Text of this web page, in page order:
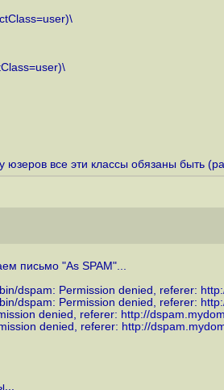
все эти классы обязаны быть
письмо "As SPAM"...
dspam: Permission denied, referer:
dspam: Permission denied, referer:
denied, referer: http://
denied, referer: http://